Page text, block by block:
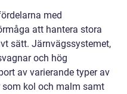
med
att hantera stora
sätt. Järnvägssystemet,
och hög
av varierande typer av
som kol och malm samt